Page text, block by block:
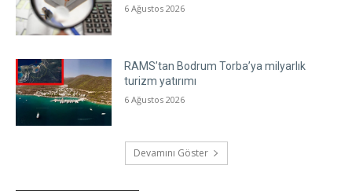
6 Ağustos 2026
RAMS’tan Bodrum Torba’ya milyarlık
turizm yatırımı
6 Ağustos 2026
Devamını Göster